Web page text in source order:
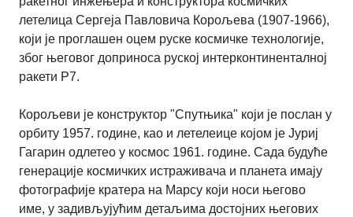
летелица Сергеја Павловича Корољева (1907-1966),
који је проглашен оцем руске космичке технологије,
због његовог доприноса руској интерконтиненталној
ракети Р7.
Корољеви је конструктор "Спутњика" који је послан у
орбиту 1957. године, као и летелеице којом је Јуриј
Гагарин одлетео у космос 1961. године. Сада будуће
генерације космичких истраживача и планета имају
фотографије кратера на Марсу који носи његово
име, у задивљујућим детаљима достојних његових